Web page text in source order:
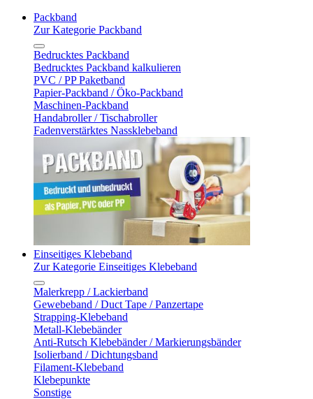
Packband
Zur Kategorie Packband
Bedrucktes Packband
Bedrucktes Packband kalkulieren
PVC / PP Paketband
Papier-Packband / Öko-Packband
Maschinen-Packband
Handabroller / Tischabroller
Fadenverstärktes Nassklebeband
Einseitiges Klebeband
Zur Kategorie Einseitiges Klebeband
Malerkrepp / Lackierband
Gewebeband / Duct Tape / Panzertape
Strapping-Klebeband
Metall-Klebebänder
Anti-Rutsch Klebebänder / Markierungsbänder
Isolierband / Dichtungsband
Filament-Klebeband
Klebepunkte
Sonstige